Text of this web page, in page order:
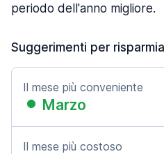
periodo dell'anno migliore.
Suggerimenti per
Il mese più conveniente
Marzo
Il mese più costoso